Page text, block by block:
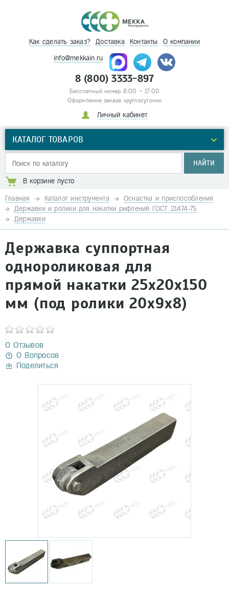
Как сделать заказ? Доставка Контакты О компании
info@mekkain.ru
8 (800) 3333-897
Бесплатный номер 8:00 – 17:00
Оформление заказа круглосуточно
Личный кабинет
КАТАЛОГ ТОВАРОВ
НАЙТИ
В корзине пусто
Главная Каталог инструмента
Оснастка и приспособления
Державки и ролики для накатки рифлений ГОСТ 21474-75
Державки
Державка суппортная
oднороликовая для
прямой накатки 25х20х150
мм (под ролики 20х9х8)
0 Отзывов
0 Вопросов
Поделиться